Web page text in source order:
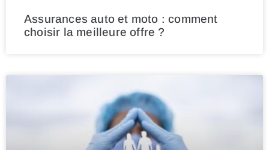
Assurances auto et moto : comment
choisir la meilleure offre ?